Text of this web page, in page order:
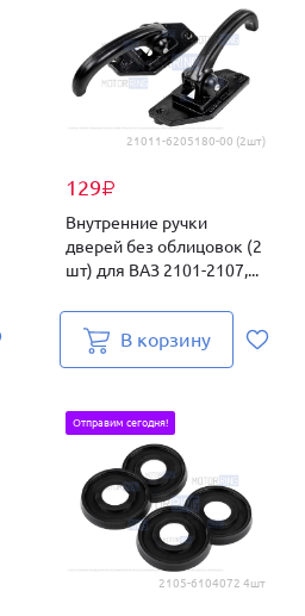
21011-6205180-00 (2шт)
129₽
Внутренние ручки
дверей без облицовок (2
шт) для ВАЗ 2101-2107,...
В корзину
2105-6104072 4шт
Отправим сегодня!